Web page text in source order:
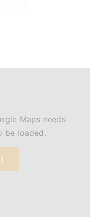
Maps needs
be loaded.